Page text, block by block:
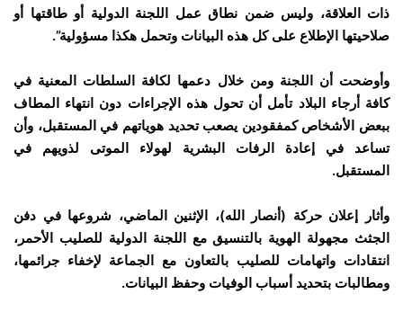
ذات العلاقة، وليس ضمن نطاق عمل اللجنة الدولية أو طاقتها أو
صلاحيتها الإطلاع على كل هذه البيانات وتحمل هكذا مسؤولية”.
وأوضحت أن اللجنة ومن خلال دعمها لكافة السلطات المعنية في
كافة أرجاء البلاد تأمل أن تحول هذه الإجراءات دون انتهاء المطاف
ببعض الأشخاص كمفقودين يصعب تحديد هوياتهم في المستقبل، وأن
تساعد في إعادة الرفات البشرية لهولاء الموتى لذويهم في
المستقبل.
وأثار إعلان حركة (أنصار الله)، الإثنين الماضي، شروعها في دفن
الجثث مجهولة الهوية بالتنسيق مع اللجنة الدولية للصليب الأحمر،
انتقادات واتهامات للصليب بالتعاون مع الجماعة لإخفاء جرائمها،
ومطالبات بتحديد أسباب الوفيات وحفظ البيانات.